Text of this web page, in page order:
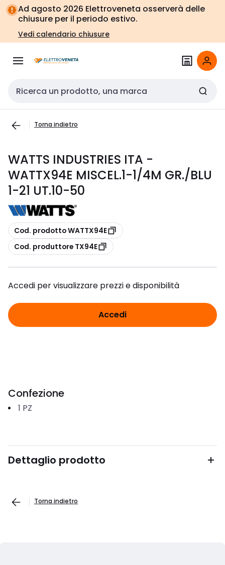
Vai alla
navigazione
Vai
alla
pagina
Ad agosto 2026 Elettroveneta osserverà delle
chiusure per il periodo estivo.
Vedi calendario chiusure
Cerca input
Torna indietro
WATTS INDUSTRIES ITA -
WATTX94E MISCEL.1-1/4M GR./BLU
1-21 UT.10-50
copia
Cod. prodotto WATTX94E
copia
Cod. produttore TX94E
Accedi per visualizzare prezzi e disponibilità
Accedi
Confezione
1 PZ
Dettaglio prodotto
Torna indietro